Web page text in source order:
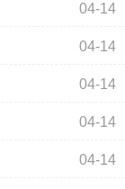
04-14
04-14
04-14
04-14
04-14